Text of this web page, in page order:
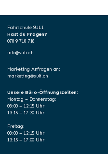
Fahrschule SULI
Hast du Fragen?
078 9 718 718
info@suli.ch
Marketing Anfragen an:
marketing@suli.ch
Unsere Büro-Öffnungszeiten:
Montag – Donnerstag:
08:00 – 12:15 Uhr
13:15 – 17:30 Uhr
Freitag:
08:00 – 12:15 Uhr
13:15 – 17:00 Uhr